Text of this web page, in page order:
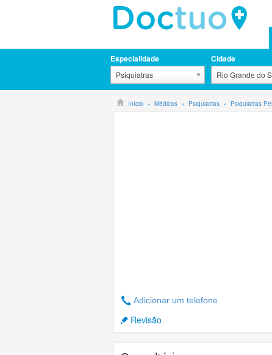
Especialidade
Psiquiatras
Cidade
Rio Grande do
Início Médicos Psiquiatras Psiquiatras
Adicionar um telefone
Revisão